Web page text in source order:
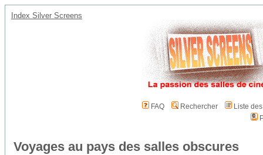
Index Silver Screens
FAQ Rechercher
Liste
Voyages au pays des salles obscures